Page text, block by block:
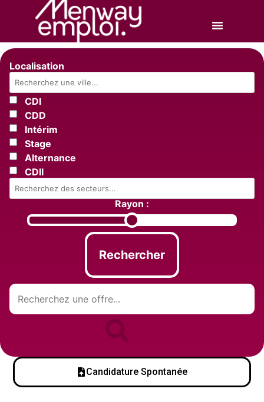
Localisation
CDI
CDD
Intérim
Stage
Alternance
CDII
Rayon :
Rechercher
Candidature Spontanée